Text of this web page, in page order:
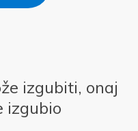
izgubiti, onaj
izgubio